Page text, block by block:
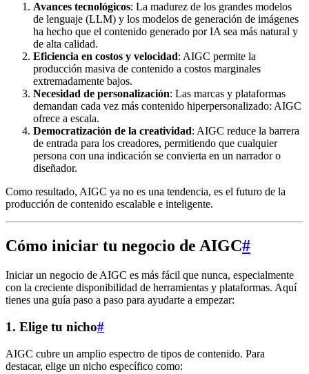
Avances tecnológicos: La madurez de los grandes modelos
de lenguaje (LLM) y los modelos de generación de imágenes
ha hecho que el contenido generado por IA sea más natural y
de alta calidad.
Eficiencia en costos y velocidad: AIGC permite la
producción masiva de contenido a costos marginales
extremadamente bajos.
Necesidad de personalización: Las marcas y plataformas
demandan cada vez más contenido hiperpersonalizado: AIGC
ofrece a escala.
Democratización de la creatividad: AIGC reduce la barrera
de entrada para los creadores, permitiendo que cualquier
persona con una indicación se convierta en un narrador o
diseñador.
Como resultado, AIGC ya no es una tendencia, es el futuro de la
producción de contenido escalable e inteligente.
Cómo iniciar tu negocio de AIGC#
Iniciar un negocio de AIGC es más fácil que nunca, especialmente
con la creciente disponibilidad de herramientas y plataformas. Aquí
tienes una guía paso a paso para ayudarte a empezar:
1. Elige tu nicho#
AIGC cubre un amplio espectro de tipos de contenido. Para
destacar, elige un nicho específico como: